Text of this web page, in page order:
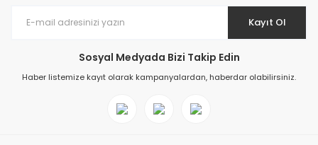
Kayıt Ol
Sosyal Medyada Bizi Takip Edin
Haber listemize kayıt olarak kampanyalardan, haberdar olabilirsiniz.